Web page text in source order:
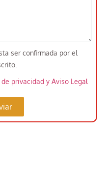
ser confirmada por el
privacidad y Aviso Legal